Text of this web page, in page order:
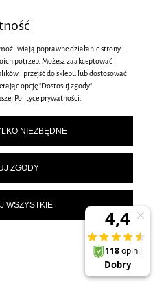
zł
2805 W BLOKU BAMBUSOWYM (1)
poprawne działanie strony i
potrzeb. Możesz zaakceptować
i przejść do sklepu lub dostosować
opcję "Dostosuj zgody".
Polityce prywatności.
NIEZBĘDNE
ZGODY
WSZYSTKIE